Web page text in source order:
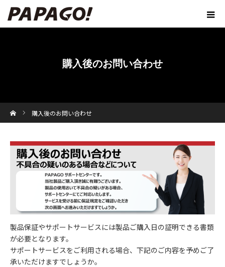
購入後のお問い合わせ
購入後のお問い合わせ
製品保証やサポートサービスには製品ご購入日の証明できる書類
が必要となります。
サポートサービスをご利用される場合、下記のご内容を予めご了
承いただけますでしょうか。